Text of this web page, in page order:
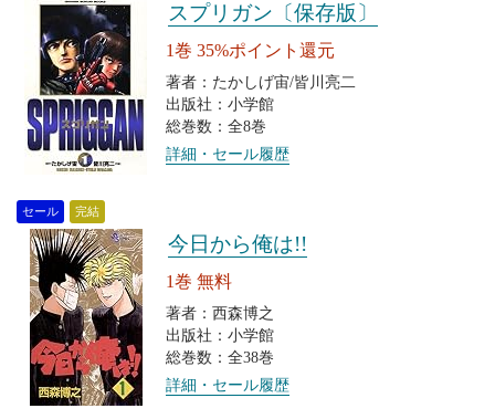
スプリガン〔保存版〕
1巻 35%ポイント還元
著者：たかしげ宙/皆川亮二
出版社：小学館
総巻数：全8巻
詳細・セール履歴
セール 完結
今日から俺は!!
1巻 無料
著者：西森博之
出版社：小学館
総巻数：全38巻
詳細・セール履歴